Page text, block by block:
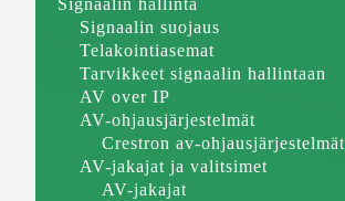
Signaalin hallinta
Signaalin suojaus
Telakointiasemat
Tarvikkeet signaalin hallintaan
AV over IP
AV-ohjausjärjestelmät
Crestron av-ohjausjärjestelmät
AV-jakajat ja valitsimet
AV-jakajat